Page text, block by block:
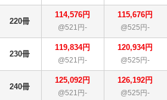
220冊
114,576円
@521円-
115,676円
@525円-
230冊
119,834円
@521円-
120,934円
@525円-
240冊
125,092円
@521円-
126,192円
@525円-